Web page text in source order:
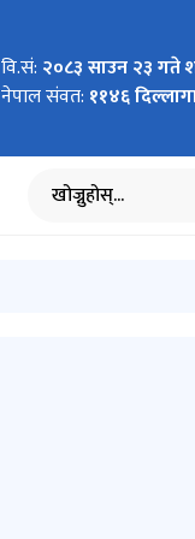
वि.सं: २०८३ साउन २३ गते
नेपाल संवत: ११४६
खोज्नुहोस्